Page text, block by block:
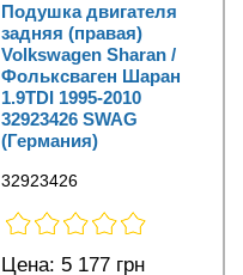
Подушка двигателя
задняя (правая)
Volkswagen Sharan /
Фольксваген Шаран
1.9TDI 1995-2010
32923426 SWAG
(Германия)
32923426
Цена: 5 177 грн